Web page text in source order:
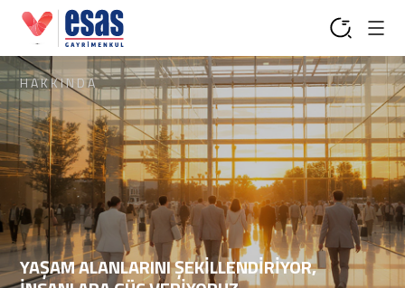
HAKKINDA
YAŞAM ALANLARINI ŞEKİLLENDİRİYOR,